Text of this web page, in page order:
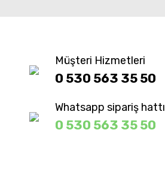
Müşteri Hizmetleri
0 530 563 35 50
Whatsapp sipariş hattı
0 530 563 35 50